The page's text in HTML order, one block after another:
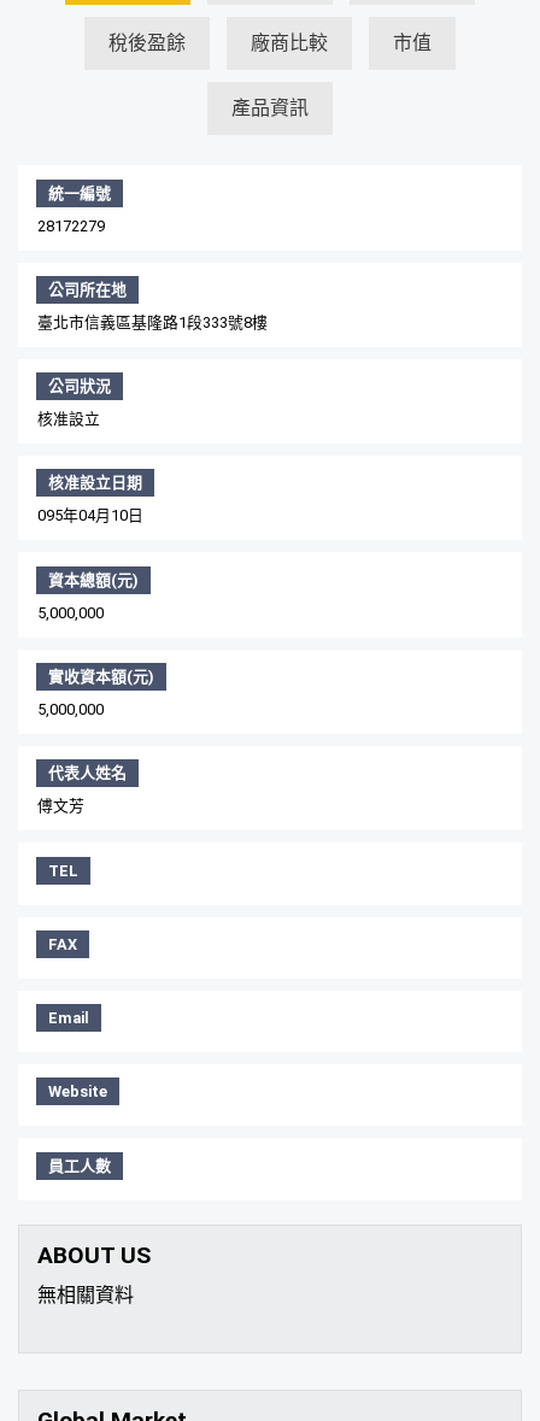
稅後盈餘 廠商比較 市值
產品資訊
統一編號
28172279
公司所在地
臺北市信義區基隆路1段333號8樓
公司狀況
核准設立
核准設立日期
095年04月10日
資本總額(元)
5,000,000
實收資本額(元)
5,000,000
代表人姓名
傅文芳
TEL
FAX
Email
Website
員工人數
ABOUT US
無相關資料